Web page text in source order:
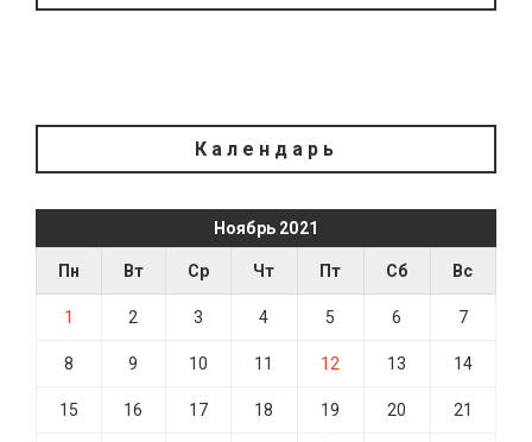
Календарь
Ноябрь 2021
Пн Вт Ср Чт Пт Сб Вс
1 2 3 4 5 6 7
8 9 10 11 12 13 14
15 16 17 18 19 20 21